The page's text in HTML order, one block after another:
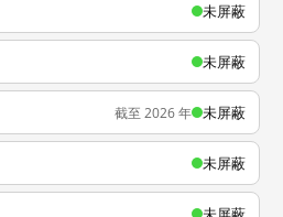
未屏蔽
未屏蔽
截至 2026 年 未屏蔽
未屏蔽